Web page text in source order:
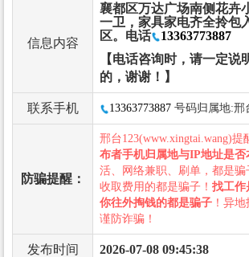
信息内容
襄都区万达广场南侧花卉
一卫，家具家电齐全拎包
区。电话
13363773887
【电话咨询时，请一定说
的，谢谢！】
联系手机 13363773887 号码归属地:邢
防骗提醒：
邢台123(www.xingtai.wang)提
布者手机归属地与IP地址是否
活、网络兼职、刷单，都是骗
收取费用的都是骗子！ 找工作
你往外掏钱的都是骗子 ！异
谨防诈骗！
发布时间 2026-07-08 09:45:38